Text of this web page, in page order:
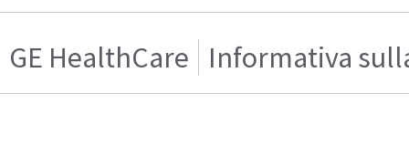
GE HealthCare Informativa